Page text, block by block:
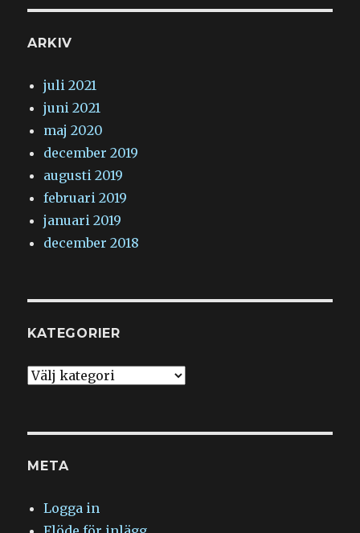
ARKIV
juli 2021
juni 2021
maj 2020
december 2019
augusti 2019
februari 2019
januari 2019
december 2018
KATEGORIER
Kategorier
META
Logga in